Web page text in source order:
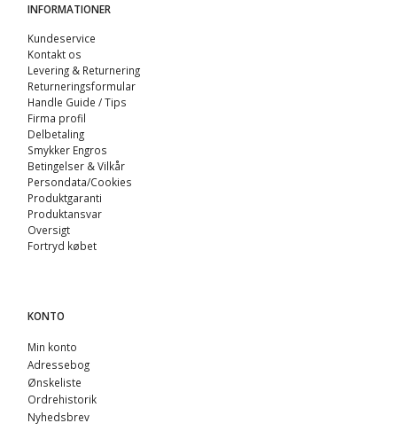
INFORMATIONER
Kundeservice
Kontakt os
Levering & Returnering
Returneringsformular
Handle Guide / Tips
Firma profil
Delbetaling
Smykker Engros
Betingelser & Vilkår
Persondata/Cookies
Produktgaranti
Produktansvar
Oversigt
Fortryd købet
KONTO
Min konto
Adressebog
Ønskeliste
Ordrehistorik
Nyhedsbrev